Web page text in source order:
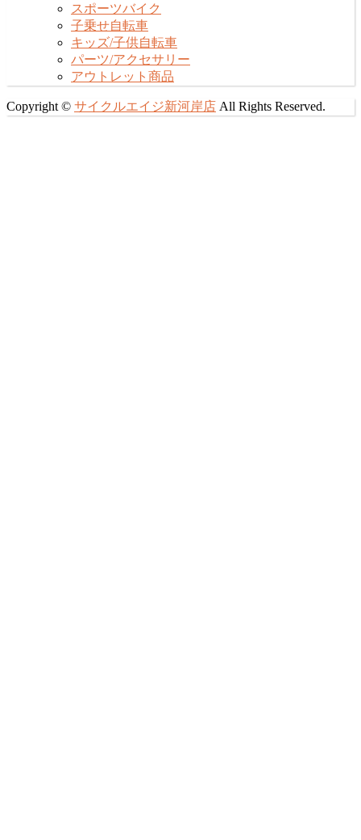
スポーツバイク
子乗せ自転車
キッズ/子供自転車
パーツ/アクセサリー
アウトレット商品
Copyright © サイクルエイジ新河岸店 All Rights Reserved.